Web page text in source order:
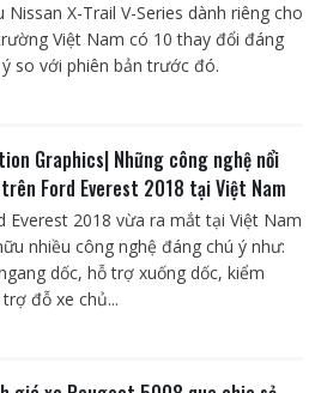
Nissan X-Trail V-Series dành riêng cho
Việt Nam có 10 thay đổi đáng
so với phiên bản trước đó.
Graphics| Những công nghệ nổi
Ford Everest 2018 tại Việt Nam
Everest 2018 vừa ra mắt tại Việt Nam
nhiều công nghệ đáng chú ý như:
dốc, hỗ trợ xuống dốc, kiểm
đỗ xe chủ...